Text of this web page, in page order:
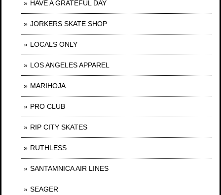
HAVE A GRATEFUL DAY
JORKERS SKATE SHOP
LOCALS ONLY
LOS ANGELES APPAREL
MARIHOJA
PRO CLUB
RIP CITY SKATES
RUTHLESS
SANTAMNICA AIR LINES
SEAGER